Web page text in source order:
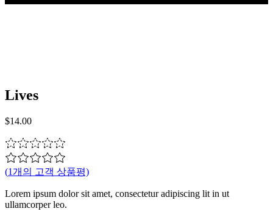
Lives
$14.00
(1개의 고객 상품평)
Lorem ipsum dolor sit amet, consectetur adipiscing lit in ut
ullamcorper leo.